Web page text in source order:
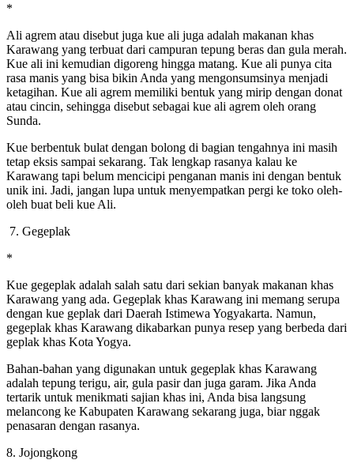
*
Ali agrem atau disebut juga kue ali juga adalah makanan khas
Karawang yang terbuat dari campuran tepung beras dan gula merah.
Kue ali ini kemudian digoreng hingga matang. Kue ali punya cita
rasa manis yang bisa bikin Anda yang mengonsumsinya menjadi
ketagihan. Kue ali agrem memiliki bentuk yang mirip dengan donat
atau cincin, sehingga disebut sebagai kue ali agrem oleh orang
Sunda.
Kue berbentuk bulat dengan bolong di bagian tengahnya ini masih
tetap eksis sampai sekarang. Tak lengkap rasanya kalau ke
Karawang tapi belum mencicipi penganan manis ini dengan bentuk
unik ini. Jadi, jangan lupa untuk menyempatkan pergi ke toko oleh-
oleh buat beli kue Ali.
7. Gegeplak
*
Kue gegeplak adalah salah satu dari sekian banyak makanan khas
Karawang yang ada. Gegeplak khas Karawang ini memang serupa
dengan kue geplak dari Daerah Istimewa Yogyakarta. Namun,
gegeplak khas Karawang dikabarkan punya resep yang berbeda dari
geplak khas Kota Yogya.
Bahan-bahan yang digunakan untuk gegeplak khas Karawang
adalah tepung terigu, air, gula pasir dan juga garam. Jika Anda
tertarik untuk menikmati sajian khas ini, Anda bisa langsung
melancong ke Kabupaten Karawang sekarang juga, biar nggak
penasaran dengan rasanya.
8. Jojongkong